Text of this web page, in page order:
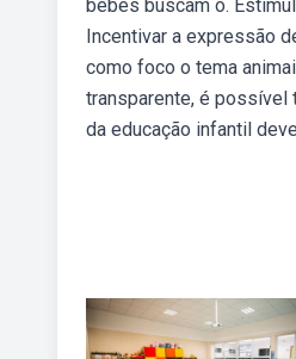
bebês buscam o.
Incentivar a expressão
como foco o tema
transparente, é possível
da educação infantil